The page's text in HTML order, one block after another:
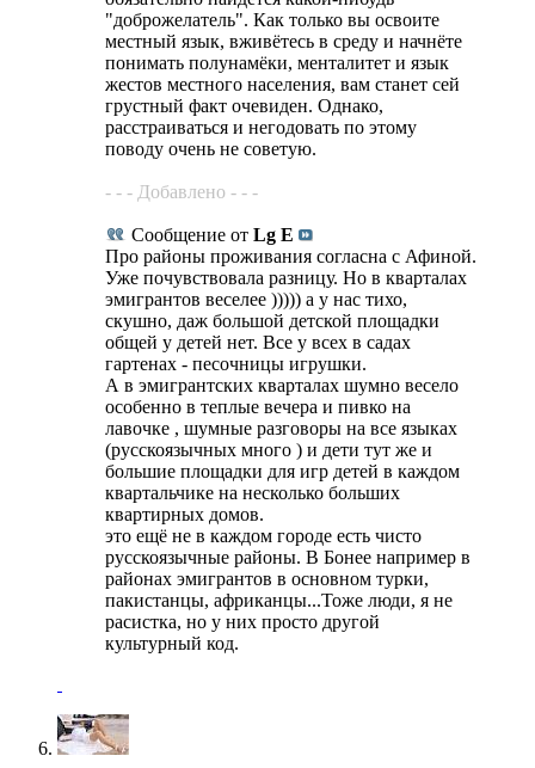
"доброжелатель". Как только вы освоите
местный язык, вживётесь в среду и начнёте
понимать полунамёки, менталитет и язык
жестов местного населения, вам станет сей
грустный факт очевиден. Однако,
расстраиваться и негодовать по этому
поводу очень не советую.
- - - Добавлено - - -
Сообщение от Lg E
Про районы проживания согласна с Афиной.
Уже почувствовала разницу. Но в кварталах
эмигрантов веселее ))))) а у нас тихо,
скушно, даж большой детской площадки
общей у детей нет. Все у всех в садах
гартенах - песочницы игрушки.
А в эмигрантских кварталах шумно весело
особенно в теплые вечера и пивко на
лавочке , шумные разговоры на все языках
(русскоязычных много ) и дети тут же и
большие площадки для игр детей в каждом
квартальчике на несколько больших
квартирных домов.
это ещё не в каждом городе есть чисто
русскоязычные районы. В Бонее например в
районах эмигрантов в основном турки,
пакистанцы, африканцы...Тоже люди, я не
расистка, но у них просто другой
культурный код.